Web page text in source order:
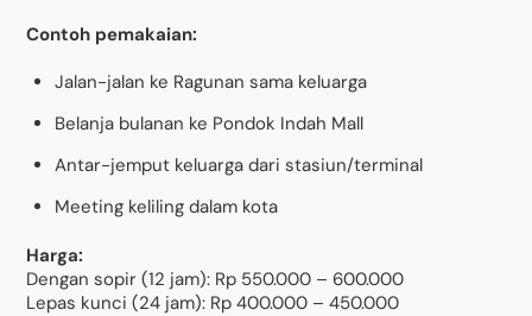
Contoh pemakaian:
Jalan-jalan ke Ragunan sama keluarga
Belanja bulanan ke Pondok Indah Mall
Antar-jemput keluarga dari stasiun/terminal
Meeting keliling dalam kota
Harga:
Dengan sopir (12 jam): Rp 550.000 – 600.000
Lepas kunci (24 jam): Rp 400.000 – 450.000